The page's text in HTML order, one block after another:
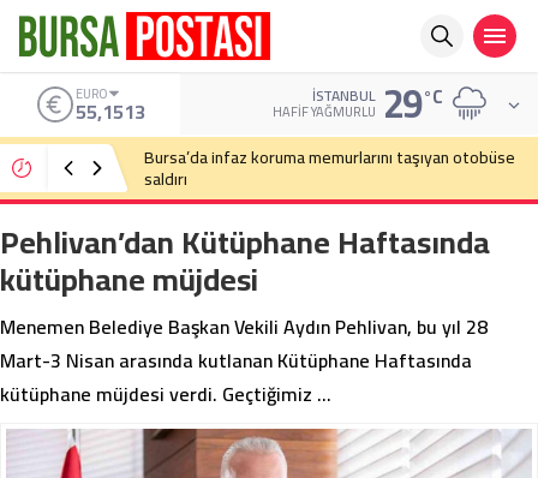
ALTIN
6.635,91 İSTANBUL
HAFIF YAĞMURLU 29°C
Bursa’da cadde ortasında bıçaklı kavga
Pehlivan’dan Kütüphane Haftasında
kütüphane müjdesi
Menemen Belediye Başkan Vekili Aydın Pehlivan, bu yıl 28
Mart-3 Nisan arasında kutlanan Kütüphane Haftasında
kütüphane müjdesi verdi. Geçtiğimiz …